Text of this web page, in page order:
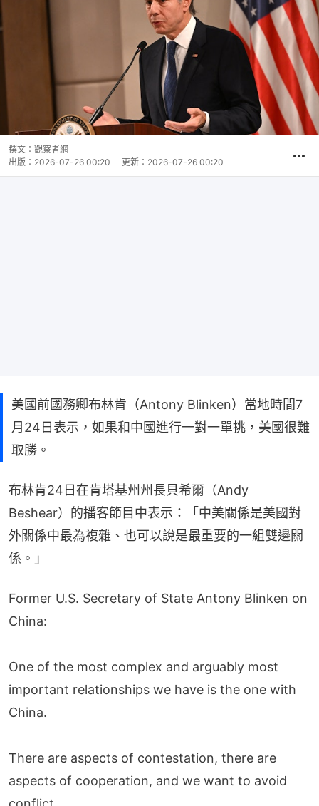
撰文： 觀察者網
出版： 2026-07-26 00:20 更新： 2026-07-26 00:20
美國前國務卿布林肯（Antony Blinken）當地時間7
月24日表示，如果和中國進行一對一單挑，美國很難
取勝。
布林肯24日在肯塔基州州長貝希爾（Andy
Beshear）的播客節目中表示：「中美關係是美國對
外關係中最為複雜、也可以說是最重要的一組雙邊關
係。」
Former U.S. Secretary of State Antony Blinken on
China:
One of the most complex and arguably most
important relationships we have is the one with
China.
There are aspects of contestation, there are
aspects of cooperation, and we want to avoid